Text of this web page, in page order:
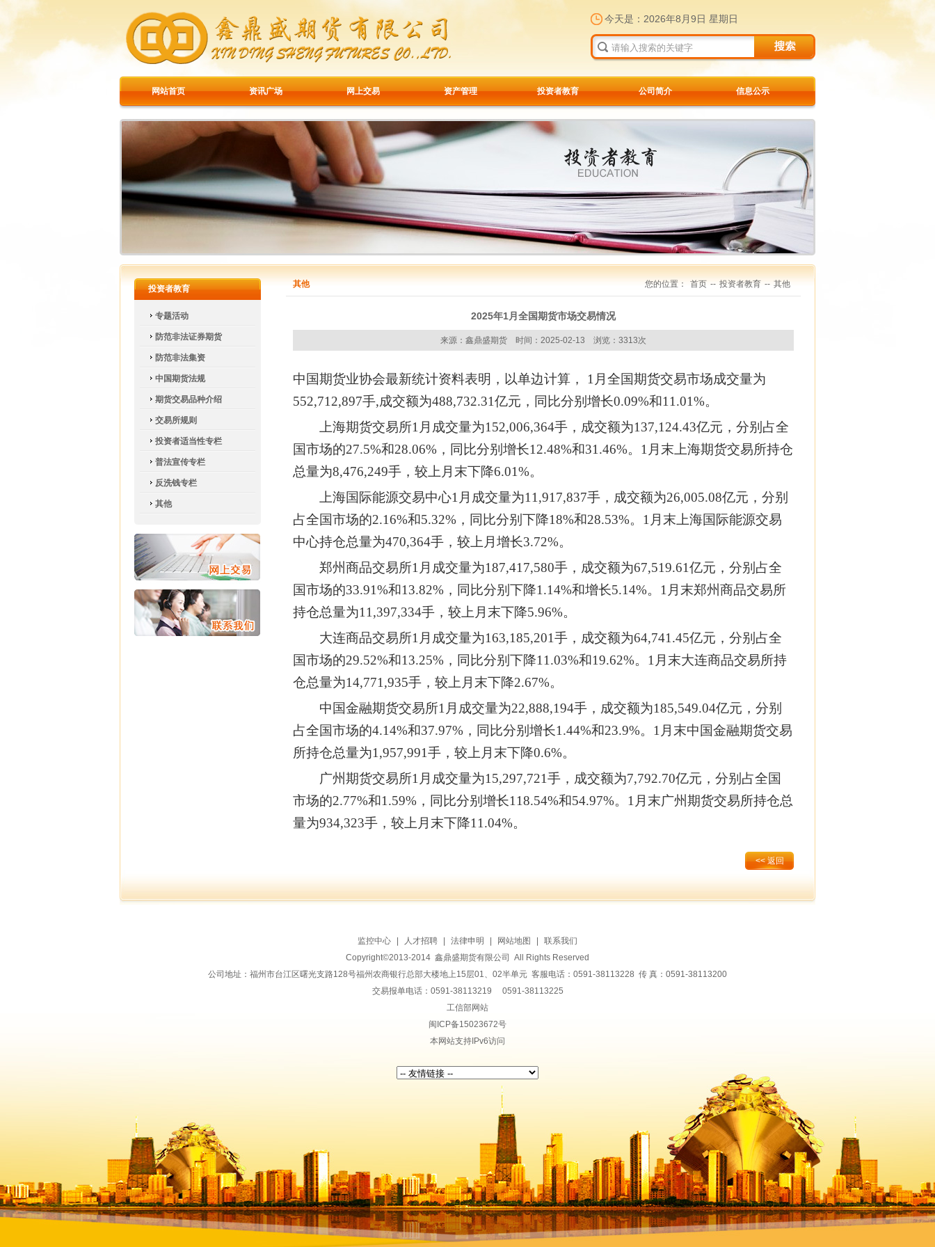
今天是： 2026年8月9日 星期日
网站首页 资讯广场 网上交易 资产管理 投资者教育 公司简介 信息公示
投资者教育
专题活动
防范非法证券期货
防范非法集资
中国期货法规
期货交易品种介绍
交易所规则
投资者适当性专栏
普法宣传专栏
反洗钱专栏
其他
其他 您的位置： 首页 -- 投资者教育 -- 其他
2025年1月全国期货市场交易情况
来源：鑫鼎盛期货 时间：2025-02-13 浏览：3313次
中国期货业协会最新统计资料表明，以单边计算， 1月全国期货交易市场成交量为
552,712,897手,成交额为488,732.31亿元，同比分别增长0.09%和11.01%。
上海期货交易所1月成交量为152,006,364手，成交额为137,124.43亿元，分别占全
国市场的27.5%和28.06%，同比分别增长12.48%和31.46%。1月末上海期货交易所持仓
总量为8,476,249手，较上月末下降6.01%。
上海国际能源交易中心1月成交量为11,917,837手，成交额为26,005.08亿元，分别
占全国市场的2.16%和5.32%，同比分别下降18%和28.53%。1月末上海国际能源交易
中心持仓总量为470,364手，较上月增长3.72%。
郑州商品交易所1月成交量为187,417,580手，成交额为67,519.61亿元，分别占全
国市场的33.91%和13.82%，同比分别下降1.14%和增长5.14%。1月末郑州商品交易所
持仓总量为11,397,334手，较上月末下降5.96%。
大连商品交易所1月成交量为163,185,201手，成交额为64,741.45亿元，分别占全
国市场的29.52%和13.25%，同比分别下降11.03%和19.62%。1月末大连商品交易所持
仓总量为14,771,935手，较上月末下降2.67%。
中国金融期货交易所1月成交量为22,888,194手，成交额为185,549.04亿元，分别
占全国市场的4.14%和37.97%，同比分别增长1.44%和23.9%。1月末中国金融期货交易
所持仓总量为1,957,991手，较上月末下降0.6%。
广州期货交易所1月成交量为15,297,721手，成交额为7,792.70亿元，分别占全国
市场的2.77%和1.59%，同比分别增长118.54%和54.97%。1月末广州期货交易所持仓总
量为934,323手，较上月末下降11.04%。
<< 返回
监控中心 人才招聘 法律申明 网站地图
联系我们
Copyright©2013-2014 鑫鼎盛期货有限公司 All Rights Reserved
公司地址：福州市台江区曙光支路128号福州农商银行总部大楼地上15层01、02半单元 客服电话：0591-38113228 传 真：0591-38113200
交易报单电话：0591-38113219 0591-38113225
工信部网站
闽ICP备15023672号
本网站支持IPv6访问